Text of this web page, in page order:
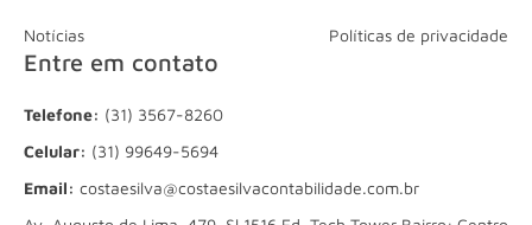
Notícias Políticas de privacidade
Entre em contato
Telefone: (31) 3567-8260
Celular: (31) 99649-5694
Email: costaesilva@costaesilvacontabilidade.com.br